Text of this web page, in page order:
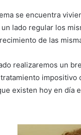
se encuentra
lado regular los
de las
realizaremos un
impositivo
existen hoy en día